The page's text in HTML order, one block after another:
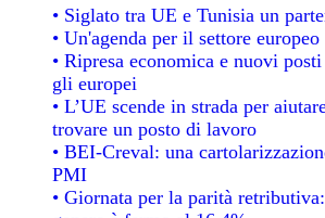
• Siglato tra UE e Tunisia un
• Un'agenda per il settore
• Ripresa economica e nuovi
gli europei
• L’UE scende in strada per
trovare un posto di lavoro
• BEI-Creval: una
PMI
• Giornata per la parità